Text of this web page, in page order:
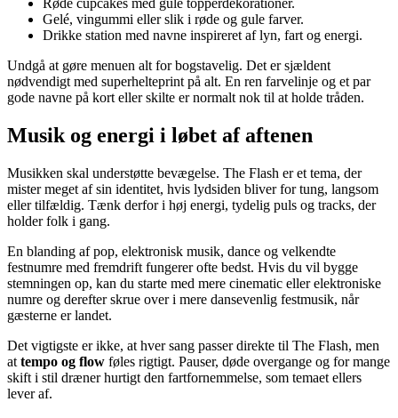
Røde cupcakes med gule topperdekorationer.
Gelé, vingummi eller slik i røde og gule farver.
Drikke station med navne inspireret af lyn, fart og energi.
Undgå at gøre menuen alt for bogstavelig. Det er sjældent
nødvendigt med superhelteprint på alt. En ren farvelinje og et par
gode navne på kort eller skilte er normalt nok til at holde tråden.
Musik og energi i løbet af aftenen
Musikken skal understøtte bevægelse. The Flash er et tema, der
mister meget af sin identitet, hvis lydsiden bliver for tung, langsom
eller tilfældig. Tænk derfor i høj energi, tydelig puls og tracks, der
holder folk i gang.
En blanding af pop, elektronisk musik, dance og velkendte
festnumre med fremdrift fungerer ofte bedst. Hvis du vil bygge
stemningen op, kan du starte med mere cinematic eller elektroniske
numre og derefter skrue over i mere dansevenlig festmusik, når
gæsterne er landet.
Det vigtigste er ikke, at hver sang passer direkte til The Flash, men
at tempo og flow føles rigtigt. Pauser, døde overgange og for mange
skift i stil dræner hurtigt den fartfornemmelse, som temaet ellers
lever af.